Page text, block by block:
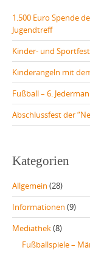
1.500 Euro Spende
Jugendtreff
Kinder- und
Kinderangeln mit
Fußball – 6.
Abschlussfest der
Kategorien
Allgemein (28)
Informationen (9)
Mediathek(8)
Fußballspiele –